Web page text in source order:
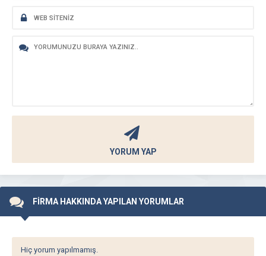
YORUM YAP
FİRMA HAKKINDA YAPILAN YORUMLAR
Hiç yorum yapılmamış.